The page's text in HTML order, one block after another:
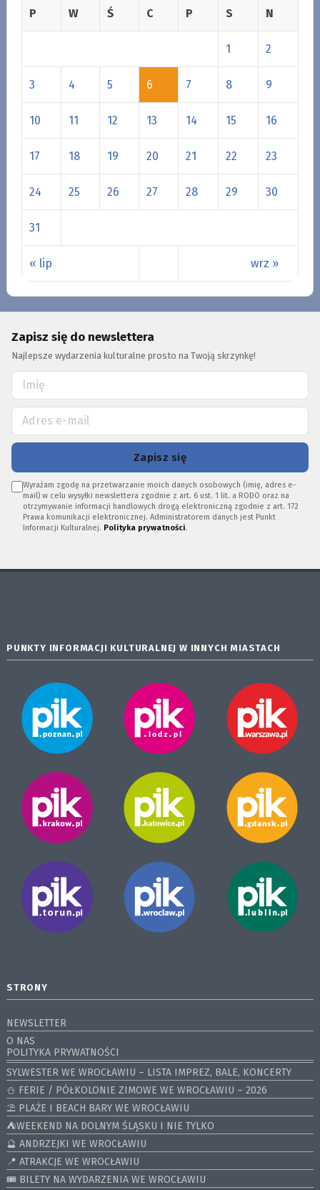
P W Ś C P S N
« lip wrz »
1 2
3 4 5 6 7 8 9
10 11 12 13 14 15 16
17 18 19 20 21 22 23
24 25 26 27 28 29 30
31
Zapisz się do newslettera
Najlepsze wydarzenia kulturalne prosto na Twoją skrzynkę!
Zapisz się
Wyrażam zgodę na przetwarzanie moich danych osobowych (imię, adres e-
mail) w celu wysyłki newslettera zgodnie z art. 6 ust. 1 lit. a RODO oraz na
otrzymywanie informacji handlowych drogą elektroniczną zgodnie z art. 172
Prawa komunikacji elektronicznej. Administratorem danych jest Punkt
Informacji Kulturalnej. Polityka prywatności.
PUNKTY INFORMACJI KULTURALNEJ W INNYCH MIASTACH
STRONY
NEWSLETTER
O NAS
POLITYKA PRYWATNOŚCI
SYLWESTER WE WROCŁAWIU – LISTA IMPREZ, BALE, KONCERTY
⛄️ FERIE / PÓŁKOLONIE ZIMOWE WE WROCŁAWIU – 2026
⛱️ PLAŻE I BEACH BARY WE WROCŁAWIU
⛺️WEEKEND NA DOLNYM ŚLĄSKU I NIE TYLKO
🔮 ANDRZEJKI WE WROCŁAWIU
📍 ATRAKCJE WE WROCŁAWIU
🎟️ BILETY NA WYDARZENIA WE WROCŁAWIU